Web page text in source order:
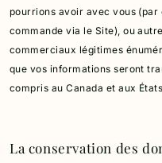
pourrions avoir avec vous (par
commande via le Site), ou
commerciaux légitimes
que vos informations seront
compris au Canada et aux
La conservation des